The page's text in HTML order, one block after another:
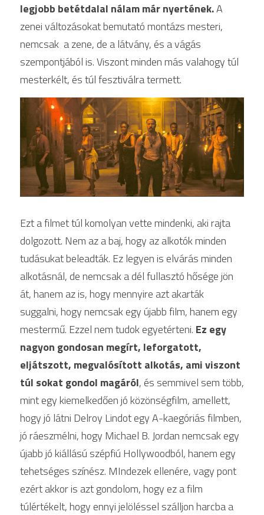
legjobb betétdalal nálam már nyertének. A
zenei változásokat bemutató montázs mesteri,
nemcsak  a zene, de a látvány, és a vágás
szempontjából is. Viszont minden más valahogy túl
mesterkélt, és túl fesztiválra termett.
Ezt a filmet túl komolyan vette mindenki, aki rajta
dolgozott. Nem az a baj, hogy az alkotók minden
tudásukat beleadták. Ez legyen is elvárás minden
alkotásnál, de nemcsak a dél fullasztó hősége jön
át, hanem az is, hogy mennyire azt akarták
suggalni, hogy nemcsak egy újabb film, hanem egy
mestermű. Ezzel nem tudok egyetérteni. Ez egy
nagyon gondosan megírt, leforgatott,
eljátszott, megvalósított alkotás, ami viszont
túl sokat gondol magáról, és semmivel sem több,
mint egy kiemelkedően jó közönségfilm, amellett,
hogy jó látni Delroy Lindot egy A-kaegóriás filmben,
jó ráeszmélni, hogy Michael B. Jordan nemcsak egy
újabb jó kiállású szépfiú Hollywoodból, hanem egy
tehetséges színész. MIndezek ellenére, vagy pont
ezért akkor is azt gondolom, hogy ez a film
túlértékelt, hogy ennyi jelöléssel szálljon harcba a